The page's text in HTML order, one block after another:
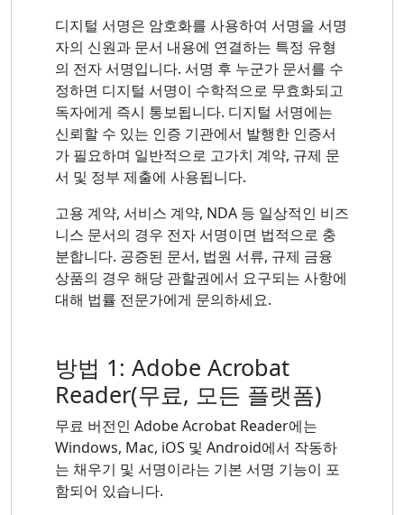
디지털 서명은 암호화를 사용하여 서명을 서명
자의 신원과 문서 내용에 연결하는 특정 유형
의 전자 서명입니다. 서명 후 누군가 문서를 수
정하면 디지털 서명이 수학적으로 무효화되고
독자에게 즉시 통보됩니다. 디지털 서명에는
신뢰할 수 있는 인증 기관에서 발행한 인증서
가 필요하며 일반적으로 고가치 계약, 규제 문
서 및 정부 제출에 사용됩니다.
고용 계약, 서비스 계약, NDA 등 일상적인 비즈
니스 문서의 경우 전자 서명이면 법적으로 충
분합니다. 공증된 문서, 법원 서류, 규제 금융
상품의 경우 해당 관할권에서 요구되는 사항에
대해 법률 전문가에게 문의하세요.
방법 1: Adobe Acrobat
Reader(무료, 모든 플랫폼)
무료 버전인 Adobe Acrobat Reader에는
Windows, Mac, iOS 및 Android에서 작동하
는 채우기 및 서명이라는 기본 서명 기능이 포
함되어 있습니다.